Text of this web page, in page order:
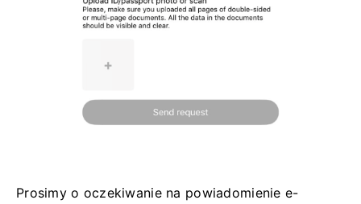
Prosimy o oczekiwanie na powiadomienie e-